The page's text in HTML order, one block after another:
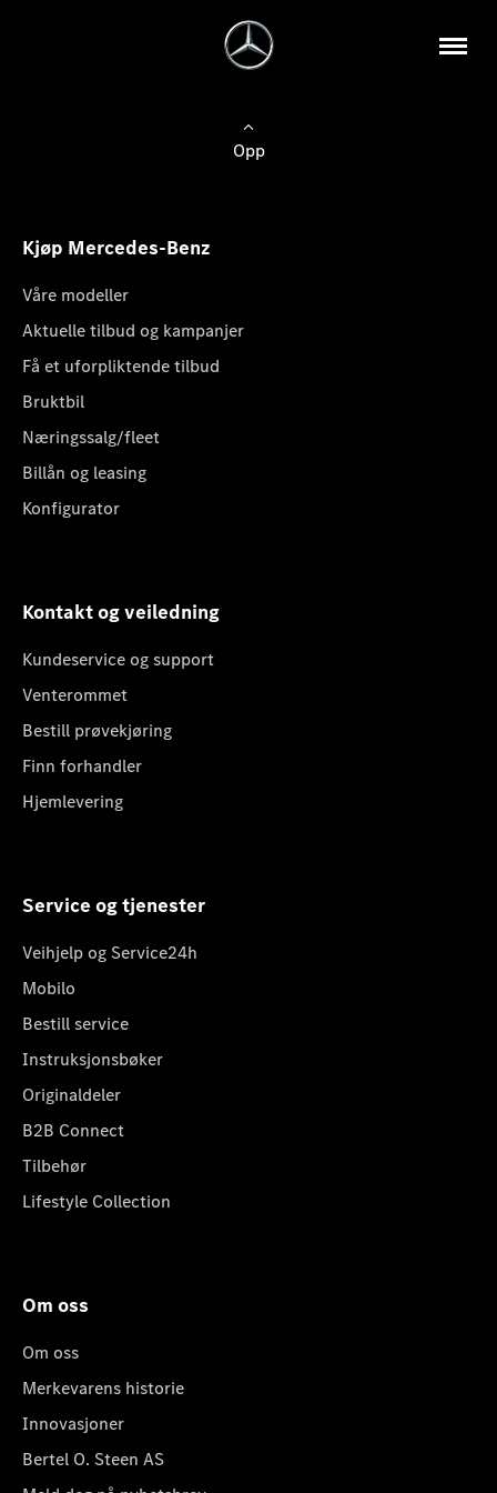
Opp
Kjøp Mercedes-Benz
Våre modeller
Aktuelle tilbud og kampanjer
Få et uforpliktende tilbud
Bruktbil
Næringssalg/fleet
Billån og leasing
Konfigurator
Kontakt og veiledning
Kundeservice og support
Venterommet
Bestill prøvekjøring
Finn forhandler
Hjemlevering
Service og tjenester
Veihjelp og Service24h
Mobilo
Bestill service
Instruksjonsbøker
Originaldeler
B2B Connect
Tilbehør
Lifestyle Collection
Om oss
Om oss
Merkevarens historie
Innovasjoner
Bertel O. Steen AS